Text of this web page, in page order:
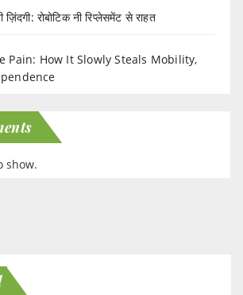
रोबोटिक नी रिप्लेसमेंट से राहत
Pain: How It Slowly Steals Mobility,
show.